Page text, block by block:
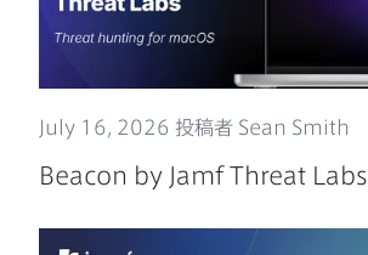
July 16 , 2026 投稿者 Sean Smith
Beacon by Jamf Threat Labs